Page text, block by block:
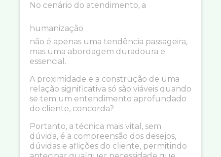
No cenário do atendimento, a
humanização
não é apenas uma tendência passageira,
mas uma abordagem duradoura e
essencial.
A proximidade e a construção de uma
relação significativa só são viáveis quando
se tem um entendimento aprofundado
do cliente, concorda?
Portanto, a técnica mais vital, sem
dúvida, é a compreensão dos desejos,
dúvidas e aflições do cliente, permitindo